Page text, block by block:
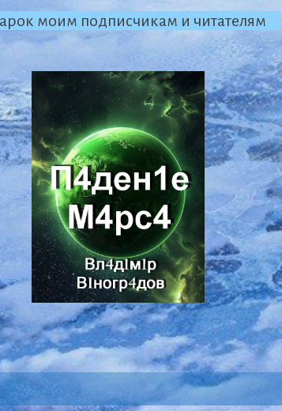
моим подписчикам и читателям